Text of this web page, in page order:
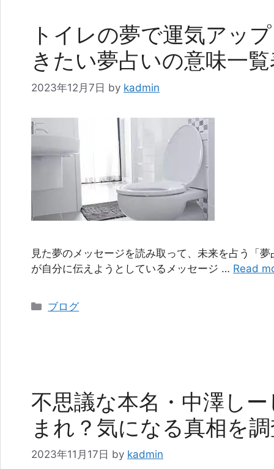
トイレの夢で運気アッ
きたい夢占いの意味一
2023年12月7日 by kadmin
見た夢のメッセージを読み取って、未来を占う「
が自分に伝えようとしているメッセージ … Read
カ
ブログ
不思議な本名・中澤し
まれ？気になる真相を
2023年11月17日 by kadmin